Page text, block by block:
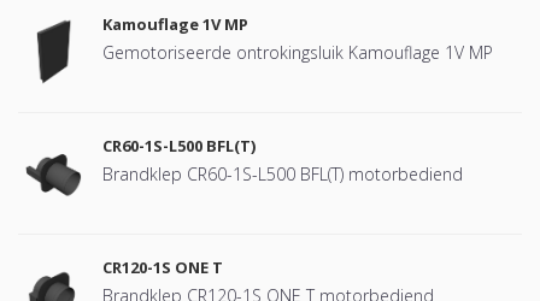
Kamouflage 1V MP
Gemotoriseerde ontrokingsluik Kamouflage 1V MP
CR60-1S-L500 BFL(T)
Brandklep CR60-1S-L500 BFL(T) motorbediend
CR120-1S ONE T
Brandklep CR120-1S ONE T motorbediend